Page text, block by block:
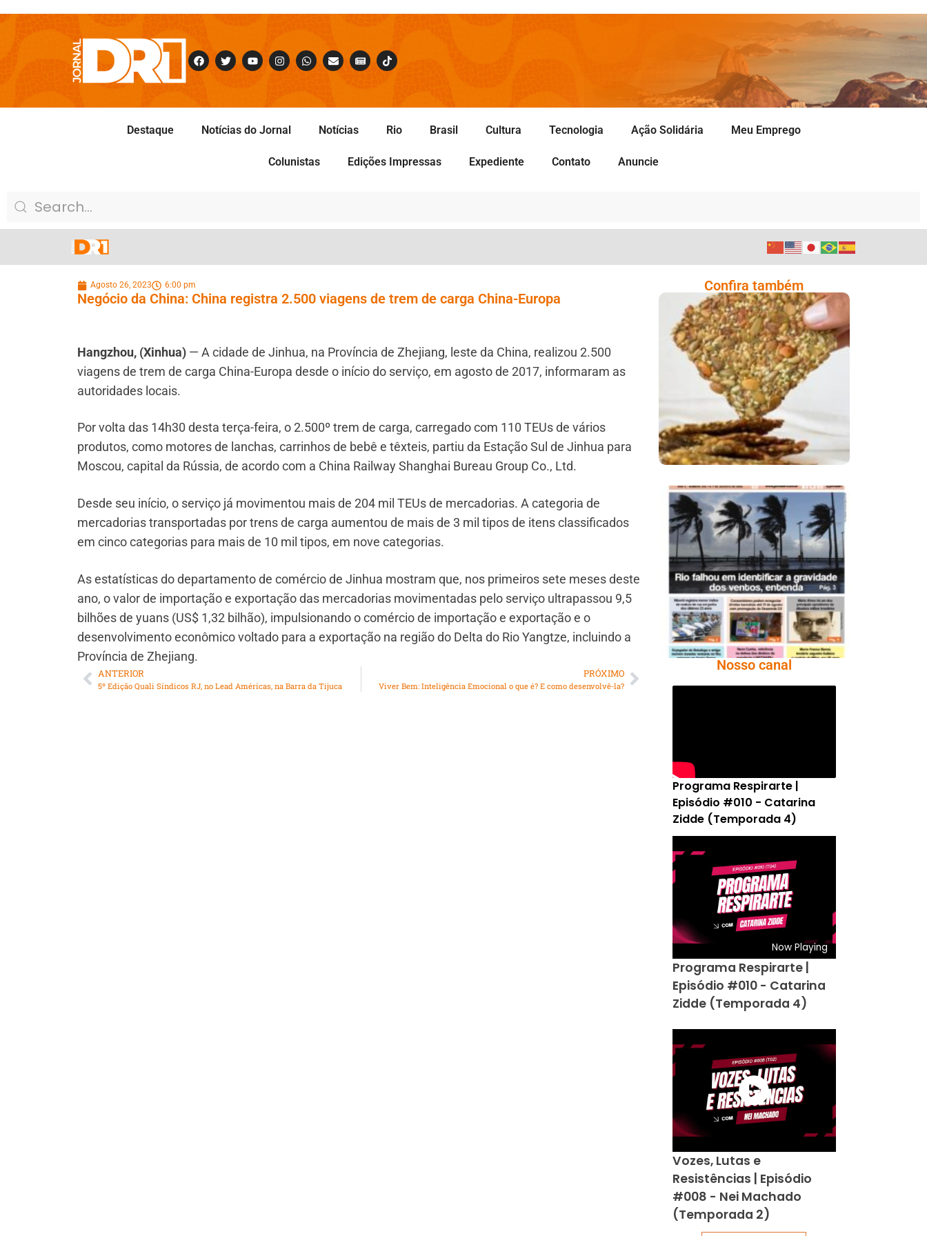
Destaque Notícias do Jornal Notícias Rio Brasil Cultura Tecnologia Ação Solidária Meu Emprego
Colunistas Edições Impressas Expediente Contato Anuncie
Agosto 26, 2023 6:00 pm
Negócio da China: China registra 2.500 viagens de trem de carga China-Europa
Hangzhou, (Xinhua) — A cidade de Jinhua, na Província de Zhejiang, leste da China, realizou 2.500
viagens de trem de carga China-Europa desde o início do serviço, em agosto de 2017, informaram as
autoridades locais.
Por volta das 14h30 desta terça-feira, o 2.500º trem de carga, carregado com 110 TEUs de vários
produtos, como motores de lanchas, carrinhos de bebê e têxteis, partiu da Estação Sul de Jinhua para
Moscou, capital da Rússia, de acordo com a China Railway Shanghai Bureau Group Co., Ltd.
Desde seu início, o serviço já movimentou mais de 204 mil TEUs de mercadorias. A categoria de
mercadorias transportadas por trens de carga aumentou de mais de 3 mil tipos de itens classificados
em cinco categorias para mais de 10 mil tipos, em nove categorias.
As estatísticas do departamento de comércio de Jinhua mostram que, nos primeiros sete meses deste
ano, o valor de importação e exportação das mercadorias movimentadas pelo serviço ultrapassou 9,5
bilhões de yuans (US$ 1,32 bilhão), impulsionando o comércio de importação e exportação e o
desenvolvimento econômico voltado para a exportação na região do Delta do Rio Yangtze, incluindo a
Província de Zhejiang.
ANTERIOR
5º Edição Quali Síndicos RJ, no Lead Américas, na Barra da Tijuca
PRÓXIMO
Viver Bem: Inteligência Emocional o que é? E como desenvolvê-la?
Confira também
Comer Bem: Cracker
De Sementes
Ano X – Número 366
01 A 07 De Agosto De
2026
Nosso canal
Programa Respirarte |
Episódio #010 - Catarina
Zidde (Temporada 4)
Now Playing
Programa Respirarte |
Episódio #010 - Catarina
Zidde (Temporada 4)
Vozes, Lutas e
Resistências | Episódio
#008 - Nei Machado
(Temporada 2)